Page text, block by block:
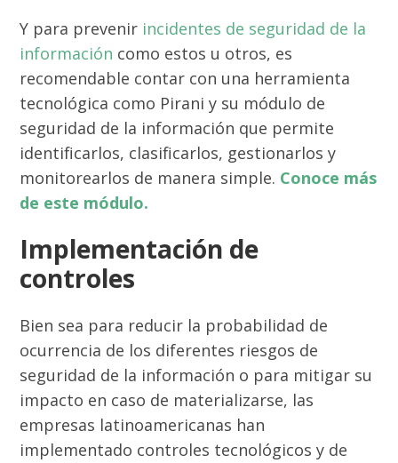
Y para prevenir incidentes de seguridad de la
información como estos u otros, es
recomendable contar con una herramienta
tecnológica como Pirani y su módulo de
seguridad de la información que permite
identificarlos, clasificarlos, gestionarlos y
monitorearlos de manera simple. Conoce más
de este módulo.
Implementación de
controles
Bien sea para reducir la probabilidad de
ocurrencia de los diferentes riesgos de
seguridad de la información o para mitigar su
impacto en caso de materializarse, las
empresas latinoamericanas han
implementado controles tecnológicos y de